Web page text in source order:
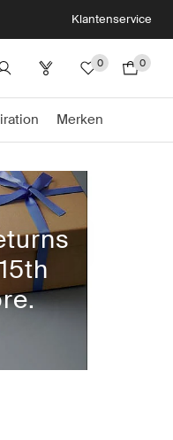
Klantenservice
0 0
Merken